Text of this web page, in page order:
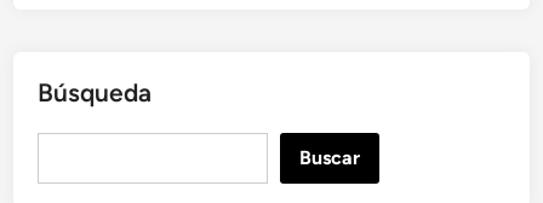
Búsqueda
Buscar